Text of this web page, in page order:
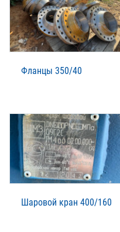
Фланцы 350/40
Шаровой кран 400/160